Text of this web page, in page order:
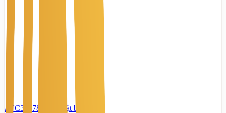
#YC39678770 Mặt bằng